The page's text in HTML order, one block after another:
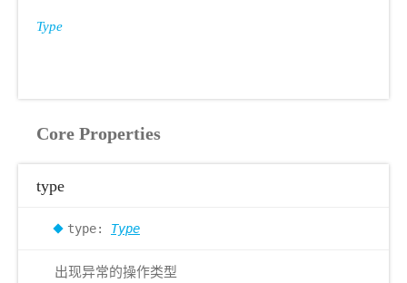
Type
Core Properties
type
type: Type
出现异常的操作类型